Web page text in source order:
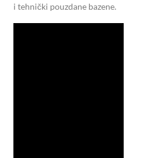
i tehnički pouzdane bazene.